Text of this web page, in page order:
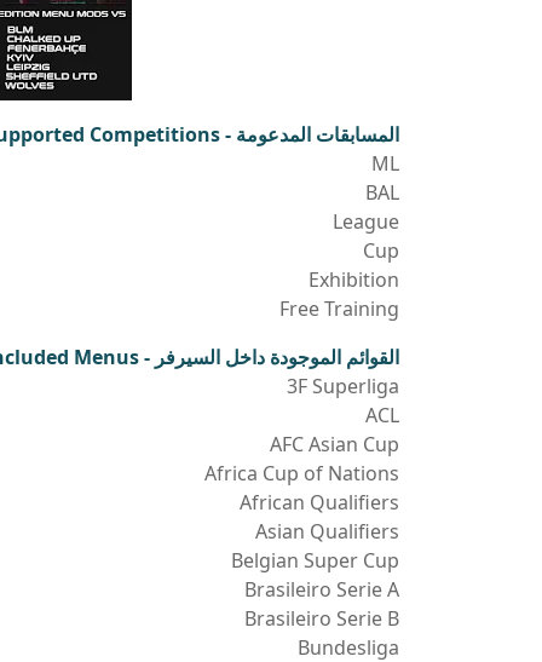
المسابقات المدعومة - Supported Competitions
ML
BAL
League
Cup
Exhibition
Free Training
القوائم الموجودة داخل السيرفر - Included Menus:
3F Superliga
ACL
AFC Asian Cup
Africa Cup of Nations
African Qualifiers
Asian Qualifiers
Belgian Super Cup
Brasileiro Serie A
Brasileiro Serie B
Bundesliga